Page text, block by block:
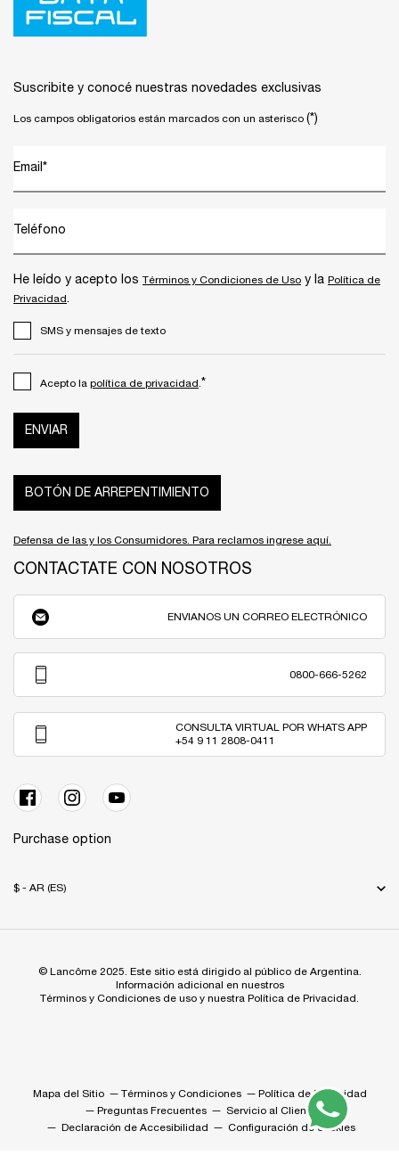
Suscribite y conocé nuestras novedades exclusivas
Los campos obligatorios están marcados con un asterisco (*)
Email *
Teléfono
He leído y acepto los Términos y Condiciones de Uso y la Política de
Privacidad.
SMS y mensajes de texto
Acepto la política de privacidad.*
ENVIAR
BOTÓN DE ARREPENTIMIENTO
Defensa de las y los Consumidores. Para reclamos ingrese aquí.
CONTACTATE CON NOSOTROS
ENVIANOS UN CORREO ELECTRÓNICO
0800-666-5262
CONSULTA VIRTUAL POR WHATS APP
+54 9 11 2808-0411
Purchase option
$ - AR (ES)
© Lancôme 2025. Este sitio está dirigido al público de Argentina.
Información adicional en nuestros
Términos y Condiciones de uso y nuestra Política de Privacidad.
Mapa del Sitio Términos y Condiciones
Política de Privacidad
Preguntas Frecuentes
Servicio al Cliente
Declaración de Accesibilidad
Configuración de cookies